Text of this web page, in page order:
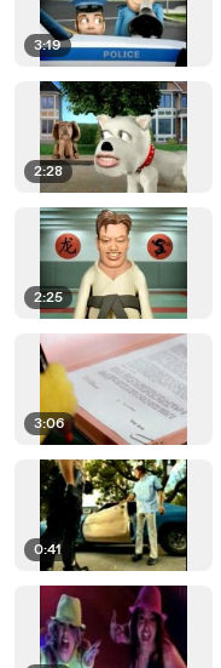
3:19
2:28
2:25
3:06
0:41